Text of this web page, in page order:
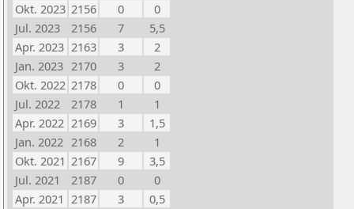
Okt. 2023 2156 0
0
Jul. 2023
2156 7
5,5
Apr. 2023 2163 3
2
Jan. 2023 2170 3
2
Okt. 2022 2178 0
0
Jul. 2022
2178 1
1
Apr. 2022 2169 3
1,5
Jan. 2022 2168 2
1
Okt. 2021 2167 9
3,5
Jul. 2021
2187 0
0
Apr. 2021 2187 3
0,5